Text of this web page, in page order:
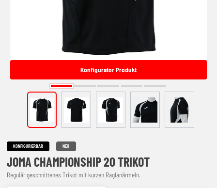
Konfigurator Produkt
KONFIGURIERBAR NEU
JOMA CHAMPIONSHIP 20 TRIKOT
Regulär geschnittenes Trikot mit kurzen Raglanärmeln.